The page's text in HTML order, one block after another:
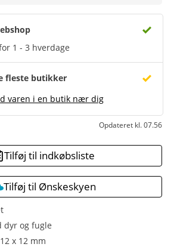
dyr og fugle
x 12 mm
1 - 3 hverdage
fleste butikker
varen i en butik nær dig
Opdateret kl. 07.56
Tilføj til indkøbsliste
Tilføj til Ønskeskyen